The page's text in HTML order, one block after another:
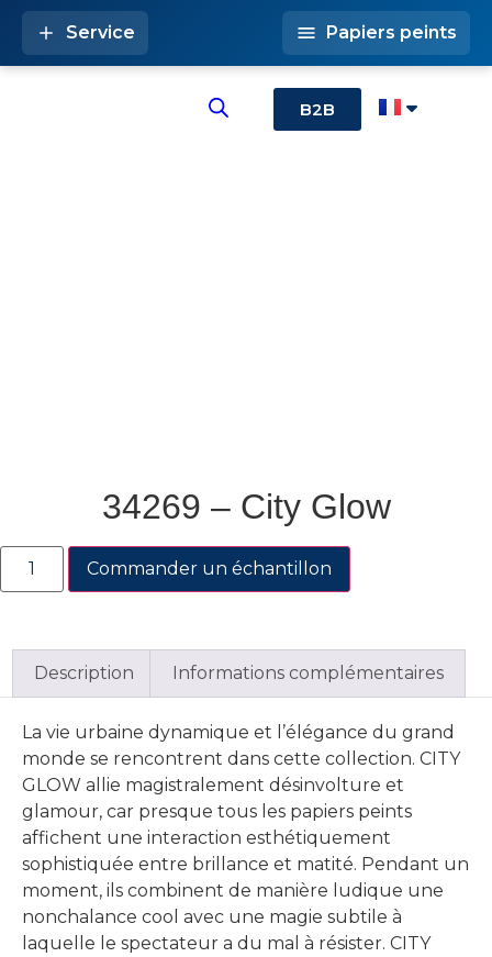
B2B
Service Papiers peints
34269 – City Glow
Commander un échantillon
Description Informations complémentaires
La vie urbaine dynamique et l’élégance du grand
monde se rencontrent dans cette collection. CITY
GLOW allie magistralement désinvolture et
glamour, car presque tous les papiers peints
affichent une interaction esthétiquement
sophistiquée entre brillance et matité. Pendant un
moment, ils combinent de manière ludique une
nonchalance cool avec une magie subtile à
laquelle le spectateur a du mal à résister. CITY